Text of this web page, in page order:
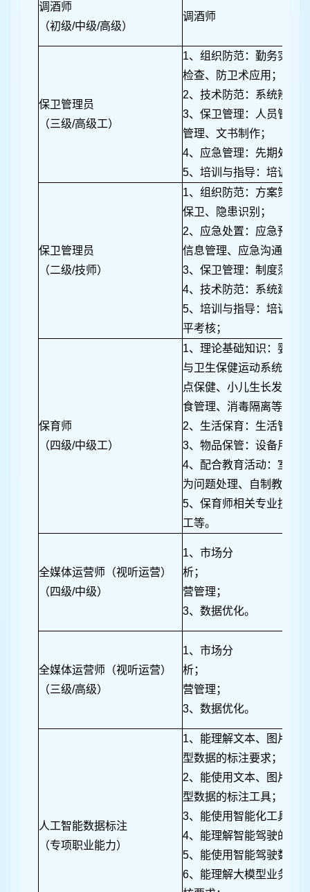
调酒师
（初级/中级/高级）
调酒师
保卫管理员
（三级/高级工）
1、组织防范：勤务实施
检查、防卫术应用；
2、技术防范：系统辨识
3、保卫管理：人员管理
管理、文书制作；
4、应急管理：先期处置
5、培训与指导：培训实
保卫管理员
（二级/技师）
1、组织防范：方案策划
保卫、隐患识别；
2、应急处置：应急预案
信息管理、应急沟通、危
3、保卫管理：制度落实
4、技术防范：系统建设
5、培训与指导：培训实
平考核；
保育师
（四级/中级工）
1、理论基础知识：婴幼
与卫生保健运动系统生理
点保健、小儿生长发育及
食管理、消毒隔离等；
2、生活保育：生活管理
3、物品保管：设备用具
4、配合教育活动：室内
为问题处理、自制教玩具
5、保育师相关专业技能
工等。
全媒体运营师（视听运营）
（四级/中级）
1、市场分
析；
营管理
3、数据优化。
全媒体运营师（视听运营）
（三级/高级）
1、市场分
析；
营管理
3、数据优化。
人工智能数据标注
（专项职业能力）
1、能理解文本、图片、
型数据的标注要求；
2、能使用文本、图片、
型数据的标注工具
3、能使用智能化工
4、能理解智能驾驶的数
5、能使用智能驾驶数据
6、能理解大模型业务的